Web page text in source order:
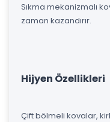
Sıkma mekanizmalı
zaman kazandırır.
Hijyen Özellikleri
Çift bölmeli kovalar,